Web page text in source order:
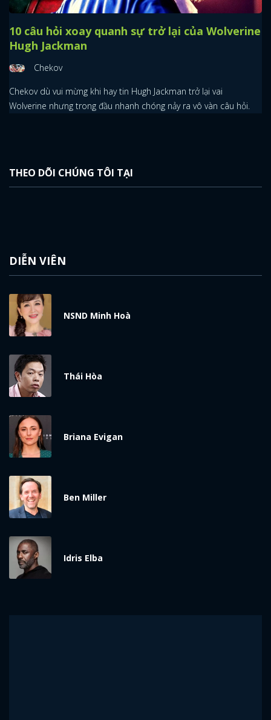
10 câu hỏi xoay quanh sự trở lại của Wolverine
Hugh Jackman
Chekov
Chekov dù vui mừng khi hay tin Hugh Jackman trở lại vai
Wolverine nhưng trong đầu nhanh chóng nảy ra vô vàn câu hỏi.
THEO DÕI CHÚNG TÔI TẠI
DIỄN VIÊN
NSND Minh Hoà
Thái Hòa
Briana Evigan
Ben Miller
Idris Elba